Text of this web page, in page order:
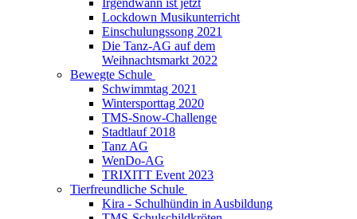
Lockdown Musikunterricht
Einschulungssong 2021
Die Tanz-AG auf dem
Weihnachtsmarkt 2022
Bewegte Schule
Schwimmtag 2021
Wintersporttag 2020
TMS-Snow-Challenge
Stadtlauf 2018
Tanz AG
WenDo-AG
TRIXITT Event 2023
Tierfreundliche Schule
Kira - Schulhündin in Ausbildung